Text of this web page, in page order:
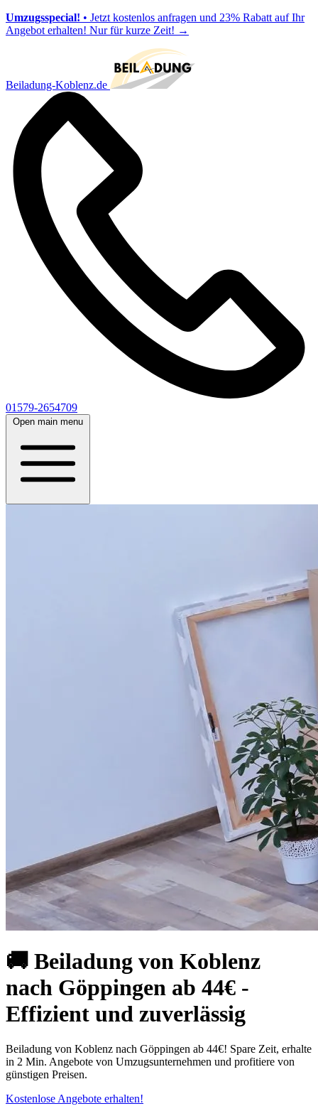
Umzugsspecial! • Jetzt kostenlos anfragen und 23% Rabatt auf Ihr
Angebot erhalten! Nur für kurze Zeit! →
Beiladung-Koblenz.de
01579-2654709
Open main menu
🚚 Beiladung von Koblenz
nach Göppingen ab 44€ -
Effizient und zuverlässig
Beiladung von Koblenz nach Göppingen ab 44€! Spare Zeit, erhalte
in 2 Min. Angebote von Umzugsunternehmen und profitiere von
günstigen Preisen.
Kostenlose Angebote erhalten!